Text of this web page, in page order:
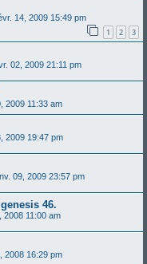
14, 2009 15:49 pm
1 2 3
02, 2009 21:11 pm
2009 11:33 am
2009 19:47 pm
09, 2009 23:57 pm
46.
2008 11:00 am
2008 16:29 pm